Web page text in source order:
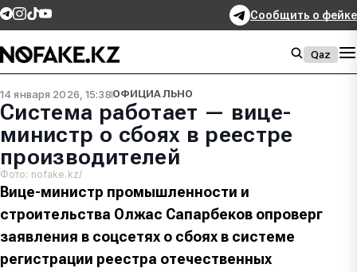
Сообщить о фейке
Qaz
14 января 2026, 15:38ОФИЦИАЛЬНО
Система работает — вице-
министр о сбоях в реестре
производителей
Фото: nofake.kz/
Вице-министр промышленности и
строительства Олжас Сапарбеков опроверг
заявления в соцсетях о сбоях в системе
регистрации реестра отечественных